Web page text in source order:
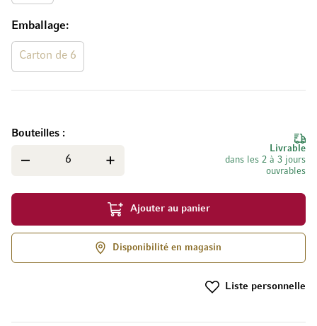
Emballage
Carton de 6
Livrable
dans les 2 à 3 jours
ouvrables
Bouteilles
Ajouter au panier
Disponibilité en magasin
Liste personnelle